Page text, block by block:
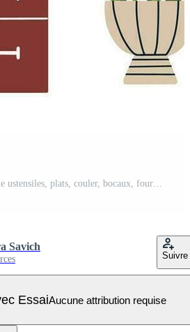
cuisine ensemble. cuisine ustensiles, plats, couler, bocaux, four, gâteau, et plus. main dessiner illustration Vecteur Pro
Savich
Suivre
EssaiAucune attribution requise